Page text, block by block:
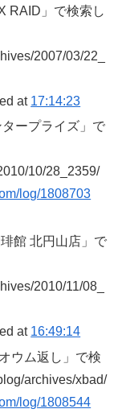
RAID」で検索し
2007/03/22_
at 17:14:23
ープライズ」で
10/28_2359/
log/1808703
館 北円山店」で
2010/11/08_
at 16:49:14
ウム返し」で検
archives/xbad/
log/1808544